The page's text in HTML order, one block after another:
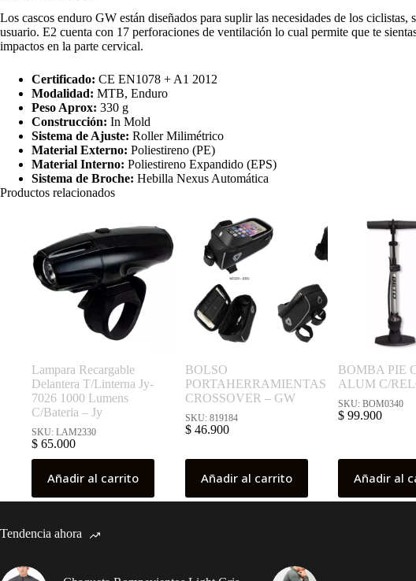
Los cascos enduro GW están diseñados para suplir las necesidades de los
usuario. E2 cuenta con 17 perforaciones de ventilación lo cual permite que te
impactos en la parte cervical.
Certificado: CE EN1078 + A1 2012
Modalidad: MTB, Enduro
Peso Aprox: 330 g
Construcción: In Mold
Sistema de Ajuste: Roller Milimétrico
Material Externo: Poliestireno (PE)
Material Interno: Poliestireno Expandido (EPS)
Sistema de Broche: Hebilla Nexus Automática
Productos relacionados
Lampara Recargable
Delantera T/Linterna Jy-
7026 1000 Lumens
C/Bateria – Jy
SKU: LAM2330
$ 65.000
Añadir al carrito
BOLSO
PORTAHERRAMIENTAS
CROSSOVER – GW
SKU: 819184
$46.900
Añadir al carrito
BOMBA PIE
ALUM C/
SKU: BOM0340
$ 99.900
Añadir al
Tendencia ahora